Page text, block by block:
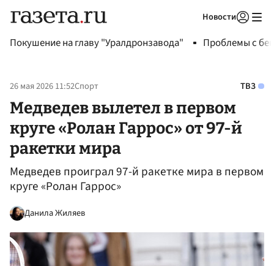
Новости
Покушение на главу "Уралдронзавода" Проблемы с
26 мая 2026 11:52Спорт ТВЗ
Медведев вылетел в первом
круге «Ролан Гаррос» от 97-й
ракетки мира
Медведев проиграл 97-й ракетке мира в первом
круге «Ролан Гаррос»
Данила Жиляев